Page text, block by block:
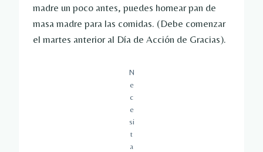
madre un poco antes, puedes hornear pan de
masa madre para las comidas. (Debe comenzar
el martes anterior al Día de Acción de Gracias).
N
e
c
e
si
t
a